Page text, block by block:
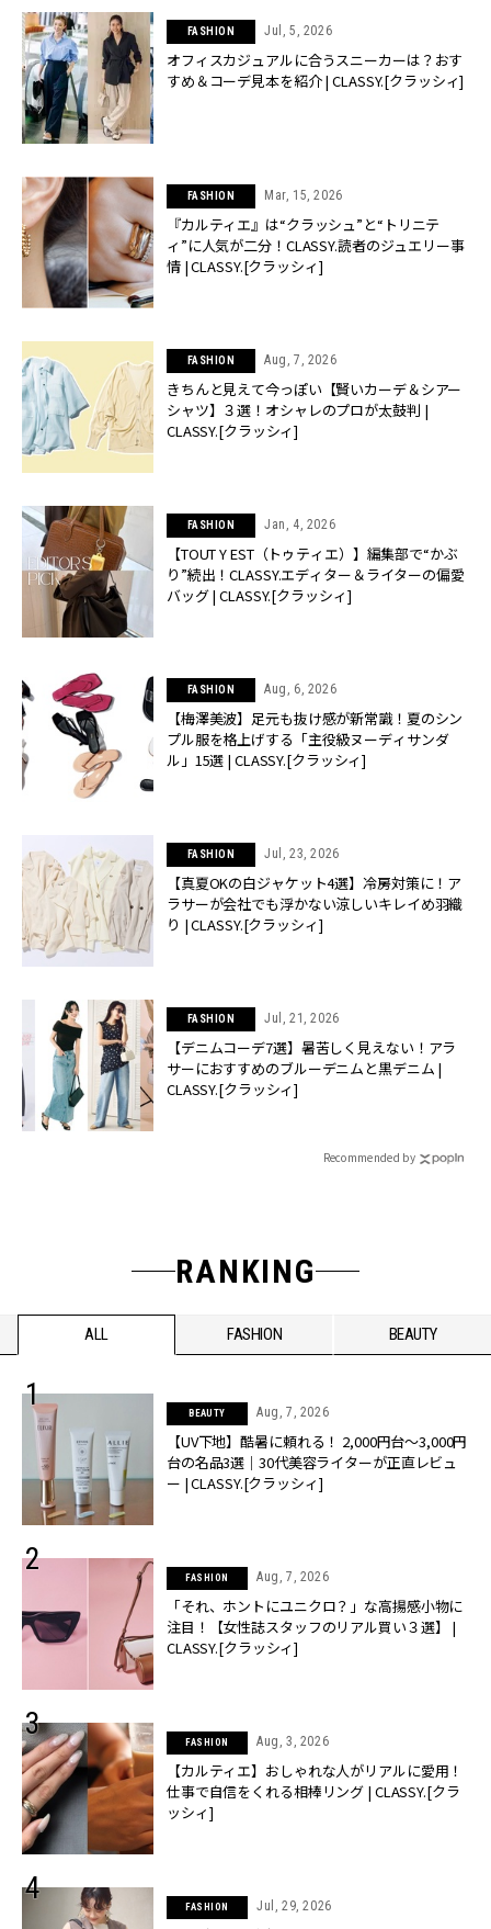
FASHION Jul, 5, 2026
オフィスカジュアルに合うスニーカーは？おす
すめ＆コーデ見本を紹介 | CLASSY.[クラッシィ]
FASHION Mar, 15, 2026
『カルティエ』は“クラッシュ”と“トリニテ
ィ”に人気が二分！CLASSY.読者のジュエリー事
情 | CLASSY.[クラッシィ]
FASHION Aug, 7, 2026
きちんと見えて今っぽい【賢いカーデ＆シアー
シャツ】３選！オシャレのプロが太鼓判 |
CLASSY.[クラッシィ]
FASHION Jan, 4, 2026
【TOUT Y EST（トゥティエ）】編集部で“かぶ
り”続出！CLASSY.エディター＆ライターの偏愛
バッグ | CLASSY.[クラッシィ]
FASHION Aug, 6, 2026
【梅澤美波】足元も抜け感が新常識！夏のシン
プル服を格上げする「主役級ヌーディサンダ
ル」15選 | CLASSY.[クラッシィ]
FASHION Jul, 23, 2026
【真夏OKの白ジャケット4選】冷房対策に！ア
ラサーが会社でも浮かない涼しいキレイめ羽織
り | CLASSY.[クラッシィ]
FASHION Jul, 21, 2026
【デニムコーデ7選】暑苦しく見えない！アラ
サーにおすすめのブルーデニムと黒デニム |
CLASSY.[クラッシィ]
Recommended by
RANKING
ALL FASHION BEAUTY
BEAUTY Aug, 7, 2026
【UV下地】酷暑に頼れる！ 2,000円台〜3,000円
台の名品3選｜30代美容ライターが正直レビュ
ー | CLASSY.[クラッシィ]
FASHION Aug, 7, 2026
「それ、ホントにユニクロ？」な高揚感小物に
注目！【女性誌スタッフのリアル買い３選】 |
CLASSY.[クラッシィ]
FASHION Aug, 3, 2026
【カルティエ】おしゃれな人がリアルに愛用！
仕事で自信をくれる相棒リング | CLASSY.[クラ
ッシィ]
FASHION Jul, 29, 2026